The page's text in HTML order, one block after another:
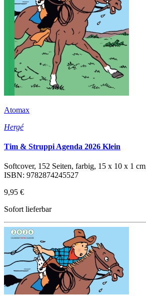
Atomax
Hergé
Tim & Struppi Agenda 2026 Klein
Softcover, 152 Seiten, farbig, 15 x 10 x 1
ISBN: 9782874245527
9,95 €
Sofort lieferbar